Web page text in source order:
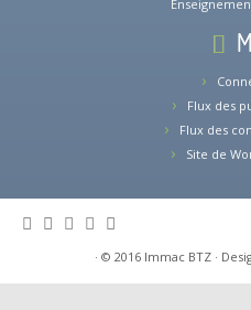
Flux des
Flux des
Site de
· © 2016 Immac BTZ·